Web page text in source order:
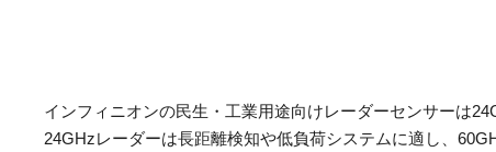
インフィニオンの民生・工業用途向けレーダーセンサーは
24GHzレーダーは長距離検知や低負荷システムに適し、